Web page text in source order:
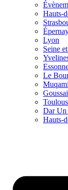
Hauts-
Lyon
Seine
Le
Muqami
Dar
Hauts-